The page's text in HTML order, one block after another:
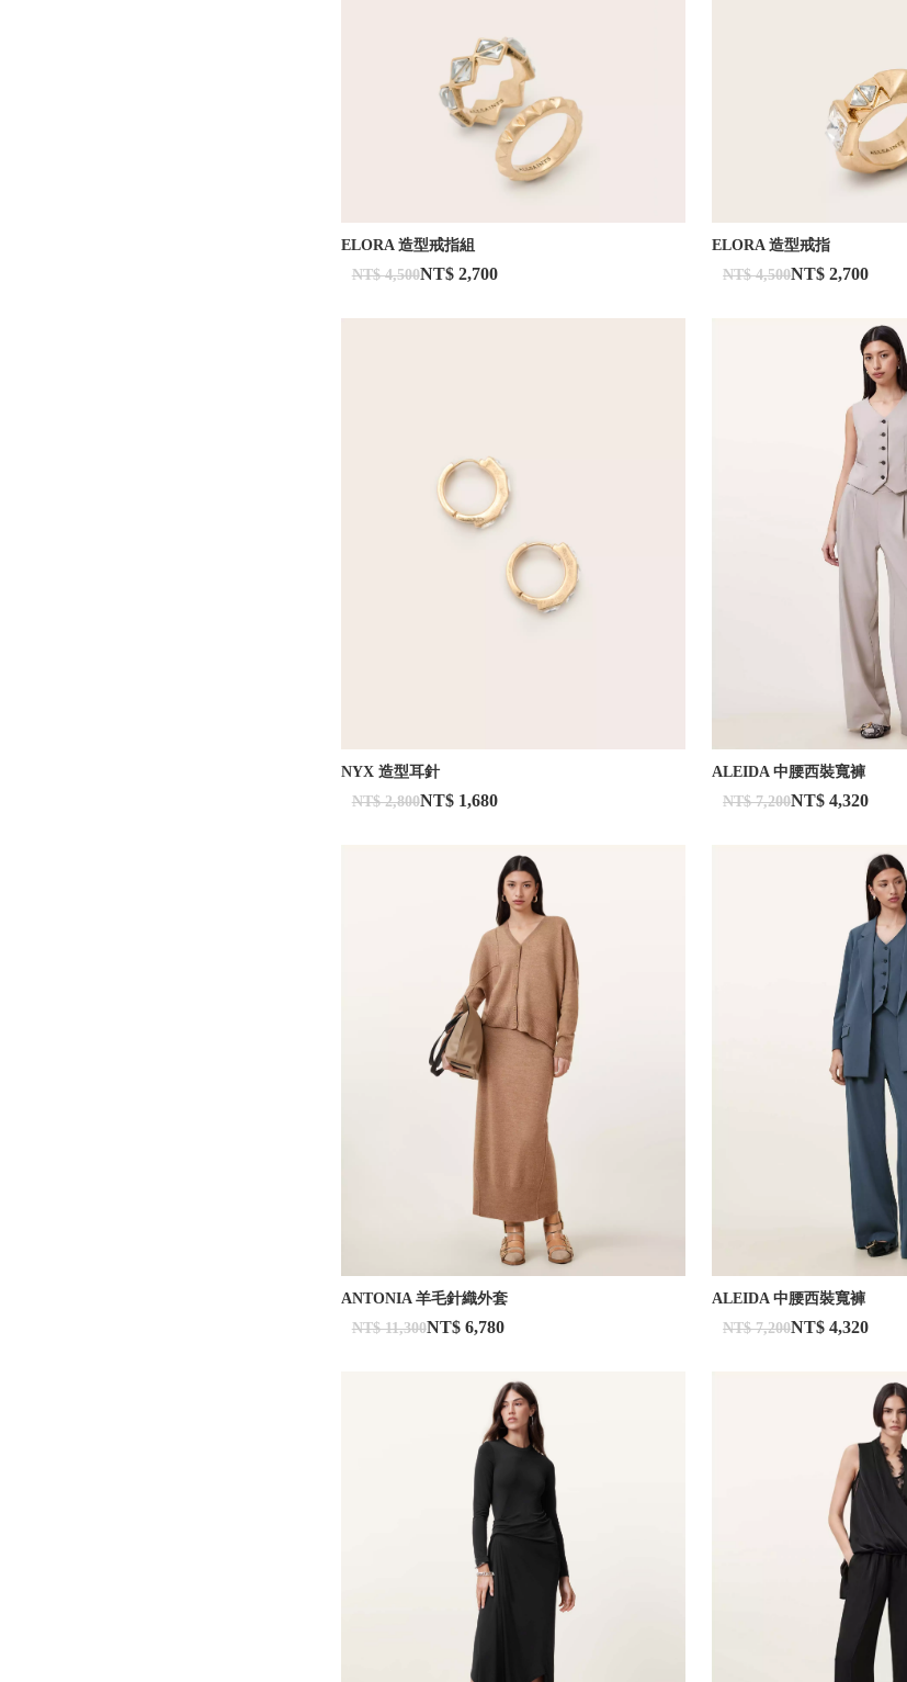
ELORA 造型戒指組
NT$ 4,500NT$ 2,700
ELORA 造型戒指
NT$ 4,500NT$ 2,700
NYX 造型耳針
NT$ 2,800NT$ 1,680
ALEIDA 中腰西裝寬褲
NT$ 7,200NT$ 4,320
ANTONIA 羊毛針織外套
NT$ 11,300NT$ 6,780
ALEIDA 中腰西裝寬褲
NT$ 7,200NT$ 4,320